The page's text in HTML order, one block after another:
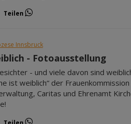
Teilen
Innsbruck
- Fotoausstellung
- und viele davon sind
ist weiblich“ der
Caritas und Ehrenamt